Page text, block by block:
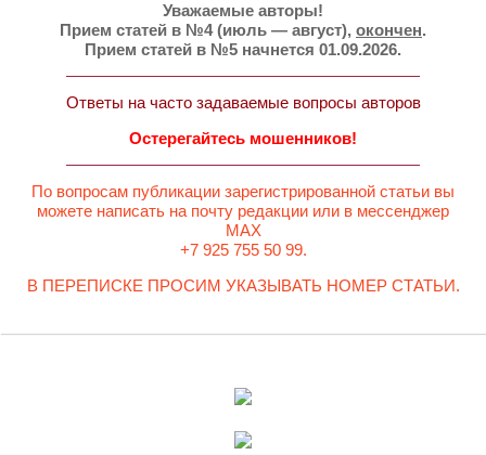
Уважаемые авторы!
Прием статей в №4 (июль — август), окончен.
Прием статей в №5 начнется 01.09.2026.
Ответы на часто задаваемые вопросы авторов
Остерегайтесь мошенников!
По вопросам публикации зарегистрированной статьи вы
можете написать на почту редакции или в мессенджер
MAX
+7 925 755 50 99.
В ПЕРЕПИСКЕ ПРОСИМ УКАЗЫВАТЬ НОМЕР СТАТЬИ.